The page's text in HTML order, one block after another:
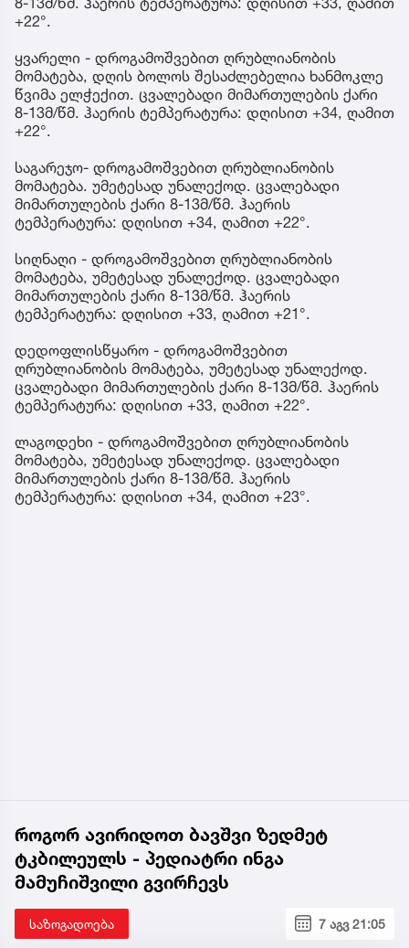
+22°.
ყვარელი - დროგამოშვებით ღრუბლიანობის
მომატება, დღის ბოლოს შესაძლებელია ხანმოკლე
წვიმა ელჭექით. ცვალებადი მიმართულების ქარი
8-13მ/წმ. ჰაერის ტემპერატურა: დღისით +34, ღამით
+22°.
საგარეჯო- დროგამოშვებით ღრუბლიანობის
მომატება. უმეტესად უნალექოდ. ცვალებადი
მიმართულების ქარი 8-13მ/წმ. ჰაერის
ტემპერატურა: დღისით +34, ღამით +22°.
სიღნაღი - დროგამოშვებით ღრუბლიანობის
მომატება, უმეტესად უნალექოდ. ცვალებადი
მიმართულების ქარი 8-13მ/წმ. ჰაერის
ტემპერატურა: დღისით +33, ღამით +21°.
დედოფლისწყარო - დროგამოშვებით
ღრუბლიანობის მომატება, უმეტესად უნალექოდ.
ცვალებადი მიმართულების ქარი 8-13მ/წმ. ჰაერის
ტემპერატურა: დღისით +33, ღამით +22°.
ლაგოდეხი - დროგამოშვებით ღრუბლიანობის
მომატება, უმეტესად უნალექოდ. ცვალებადი
მიმართულების ქარი 8-13მ/წმ. ჰაერის
ტემპერატურა: დღისით +34, ღამით +23°.
როგორ ავირიდოთ ბავშვი ზედმეტ
ტკბილეულს - პედიატრი ინგა
მამუჩიშვილი გვირჩევს
საზოგადოება 7 აგვ 21:05